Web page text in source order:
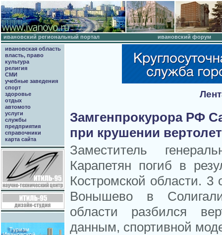
ивановский региональный портал
ивановский форум
ивановская область
власть, право
культура
религия
СМИ
учебные заведения
спорт
здоровье
отдых
автомото
услуги
службы
предприятия
справочники
карта сайта
Замгенпрокурора РФ
при крушении
Заместитель
Карапетян погиб в
Костромской области. 3
Вонышево в
области разбился
данным, спортивной